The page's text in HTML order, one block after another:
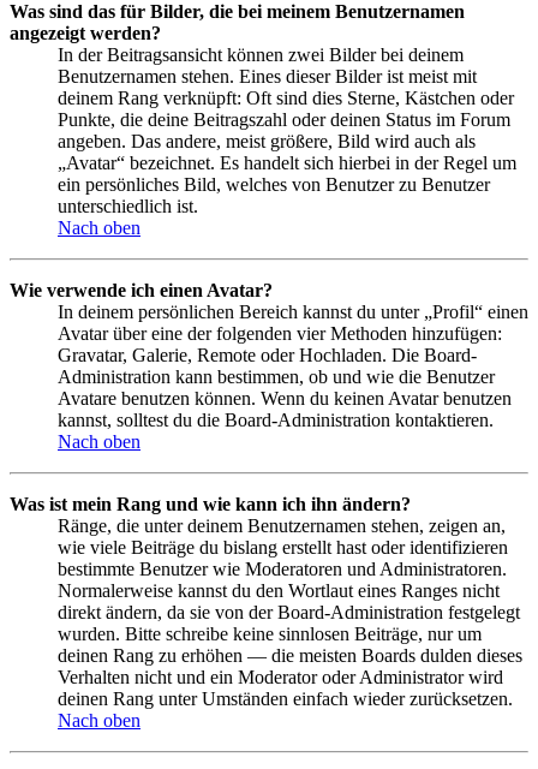
Was sind das für Bilder, die bei meinem Benutzernamen
angezeigt werden?
In der Beitragsansicht können zwei Bilder bei deinem
Benutzernamen stehen. Eines dieser Bilder ist meist mit
deinem Rang verknüpft: Oft sind dies Sterne, Kästchen oder
Punkte, die deine Beitragszahl oder deinen Status im Forum
angeben. Das andere, meist größere, Bild wird auch als
„Avatar“ bezeichnet. Es handelt sich hierbei in der Regel um
ein persönliches Bild, welches von Benutzer zu Benutzer
unterschiedlich ist.
Nach oben
Wie verwende ich einen Avatar?
In deinem persönlichen Bereich kannst du unter „Profil“ einen
Avatar über eine der folgenden vier Methoden hinzufügen:
Gravatar, Galerie, Remote oder Hochladen. Die Board-
Administration kann bestimmen, ob und wie die Benutzer
Avatare benutzen können. Wenn du keinen Avatar benutzen
kannst, solltest du die Board-Administration kontaktieren.
Nach oben
Was ist mein Rang und wie kann ich ihn ändern?
Ränge, die unter deinem Benutzernamen stehen, zeigen an,
wie viele Beiträge du bislang erstellt hast oder identifizieren
bestimmte Benutzer wie Moderatoren und Administratoren.
Normalerweise kannst du den Wortlaut eines Ranges nicht
direkt ändern, da sie von der Board-Administration festgelegt
wurden. Bitte schreibe keine sinnlosen Beiträge, nur um
deinen Rang zu erhöhen — die meisten Boards dulden dieses
Verhalten nicht und ein Moderator oder Administrator wird
deinen Rang unter Umständen einfach wieder zurücksetzen.
Nach oben